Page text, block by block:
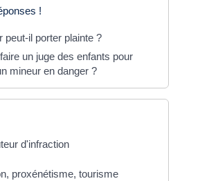
!
peut-il porter plainte ?
un juge des enfants pour
mineur en danger ?
d'infraction
proxénétisme, tourisme